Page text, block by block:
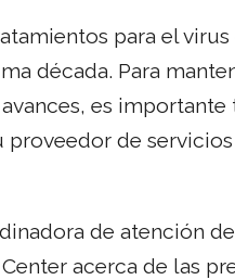
para el virus
década. Para
es importante
de servicios
de atención
acerca de las